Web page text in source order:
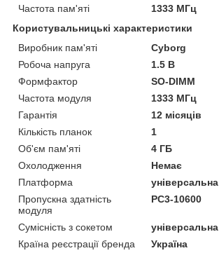
Частота пам'яті
1333 МГц
Користувальницькі характеристики
Виробник пам'яті
Cyborg
Робоча напруга
1.5 В
Формфактор
SO-DIMM
Частота модуля
1333 МГц
Гарантія
12 місяців
Кількість планок
1
Об'єм пам'яті
4 ГБ
Охолодження
Немає
Платформа
універсальна
Пропускна здатність
модуля
PC3-10600
Сумісність з сокетом
універсальна
Країна реєстрації бренда
Україна